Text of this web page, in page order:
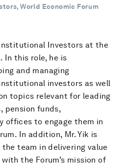
World Economic Forum
Investors at the
In this role, he is
and managing
investors as well
topics relevant for leading
pension funds,
offices to engage them in
In addition, Mr. Yik is
team in delivering value
the Forum’s mission of